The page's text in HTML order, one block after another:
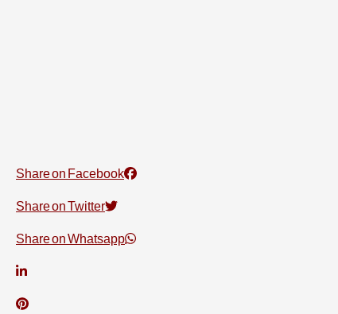
Share on Facebook
Share on Twitter
Share on Whatsapp